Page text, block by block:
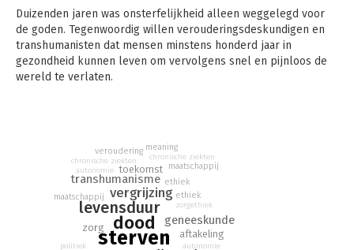
Duizenden jaren was onsterfelijkheid alleen weggelegd voor
de goden. Tegenwoordig willen verouderingsdeskundigen en
transhumanisten dat mensen minstens honderd jaar in
gezondheid kunnen leven om vervolgens snel en pijnloos de
wereld te verlaten.
de dood? Is de zorglast van de laatste levensfase nog op te
brengen als de hele samenleving ouder wordt? Zijn er grenzen
aan de groei van de levensduur? Bestaat er zoiets als een juist
moment van sterven?
In De toekomst van het sterven onderzoekt Huijer onze
omgang met veroudering en de dood, zowel op persoonlijk als
sterven
dood
levensduur
vergrijzing
transhumanisme
geneeskunde
aftakeling
zorg
toekomst
zorgethiek
ethiek
autonomie
chronische ziekten
maatschappij
politiek
ethiek
veroudering
autonomie
meaning
chronische ziekten
maatschappij